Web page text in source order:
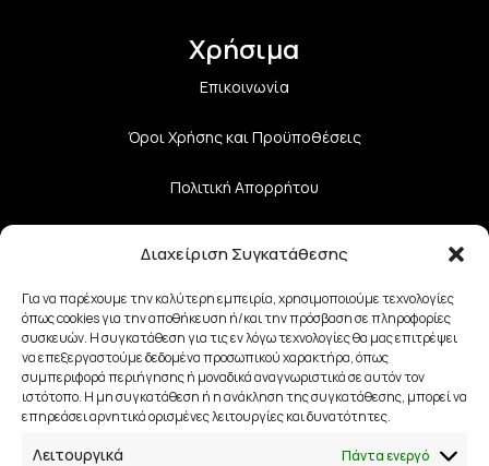
Διαχείριση Συγκατάθεσης
Για να παρέχουμε την καλύτερη εμπειρία, χρησιμοποιούμε τεχνολογίες
όπως cookies για την αποθήκευση ή/και την πρόσβαση σε πληροφορίες
συσκευών. Η συγκατάθεση για τις εν λόγω τεχνολογίες θα μας επιτρέψει
να επεξεργαστούμε δεδομένα προσωπικού χαρακτήρα, όπως
συμπεριφορά περιήγησης ή μοναδικά αναγνωριστικά σε αυτόν τον
ιστότοπο. Η μη συγκατάθεση ή η ανάκληση της συγκατάθεσης, μπορεί να
επηρεάσει αρνητικά ορισμένες λειτουργίες και δυνατότητες.
Λειτουργικά Πάντα ενεργό
Χρήσιμα
Επικοινωνία
Όροι Χρήσης και Προϋποθέσεις
Πολιτική Aπορρήτου
Τρόποι Αποστολής
Τρόποι Πληρωμής
Επικοινωνία